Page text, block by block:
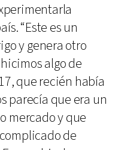
“Este es un
y genera otro
algo de
que recién había
parecía que era un
mercado y que
de